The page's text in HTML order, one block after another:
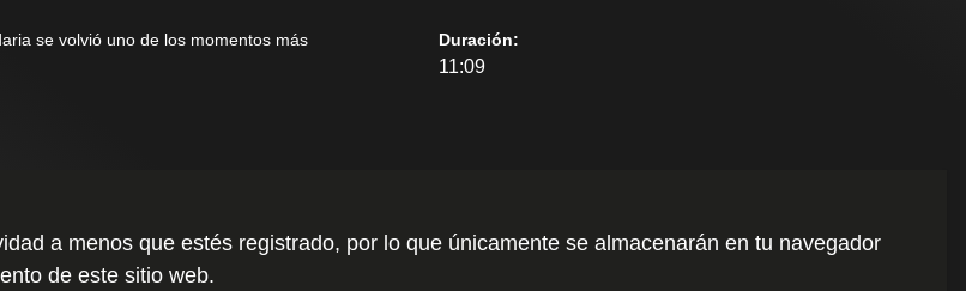
se volvió uno de los momentos más
Duración:
11:09
a menos que estés registrado, por lo que únicamente se almacenarán en tu navegador
de este sitio web.